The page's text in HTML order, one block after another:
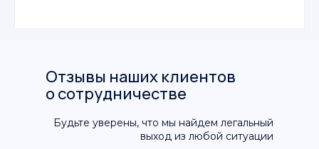
Отзывы наших клиентов
о сотрудничестве
Будьте уверены, что мы найдем легальный
выход из любой ситуации